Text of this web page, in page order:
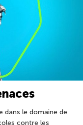
dans le domaine de
contre les